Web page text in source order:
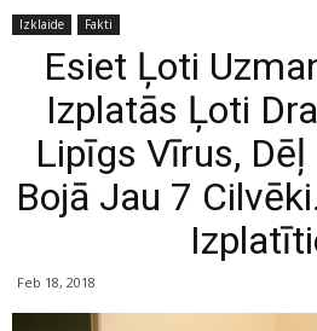
Izklaide Fakti
Esiet Ļoti
Izplatās Ļoti
Lipīgs Vīrus, Dēļ
Bojā Jau 7
Feb 18, 2018